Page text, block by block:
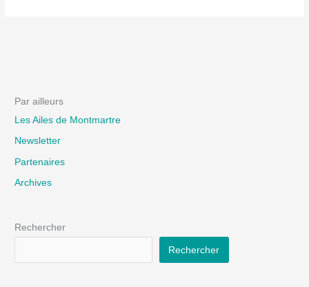
Par ailleurs
Les Ailes de Montmartre
Newsletter
Partenaires
Archives
Rechercher
Rechercher